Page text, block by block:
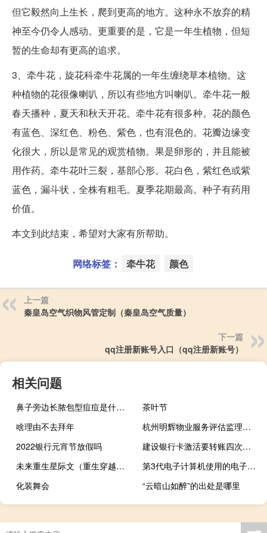
但它毅然向上生长，爬到更高的地方。这种永不放弃的精
神至今仍令人感动。更重要的是，它是一年生植物，但短
暂的生命却有更高的追求。
3、牵牛花，旋花科牵牛花属的一年生缠绕草本植物。这
种植物的花很像喇叭，所以有些地方叫喇叭。牵牛花一般
春天播种，夏天和秋天开花。牵牛花有很多种。花的颜色
有蓝色、深红色、粉色、紫色，也有混色的。花瓣边缘变
化很大，所以是常见的观赏植物。果是卵形的，并且能被
用作药。牵牛花叶三裂，基部心形。花白色，紫红色或紫
蓝色，漏斗状，全株有粗毛。夏季花期最高。种子有药用
价值。
本文到此结束，希望对大家有所帮助。
网络标签： 牵牛花 颜色
上一篇
秦皇岛空气织物风管定制（秦皇岛空气质量）
下一篇
qq注册新账号入口（qq注册新账号）
相关问题
鼻子旁边长脓包型痘痘是什么原因（鼻子旁边长脓包型痘痘怎么回事）
茶叶节
啥理由不去拜年
杭州明辉物业服务评估监理有限公司(关于杭州明辉物业服务评估监理有限公司的简介)
2022银行元宵节放假吗
建设银行卡激活要转账四次为什么（建设银行卡激活）
未来重生星际文（重生穿越到未来或的星际耽美小说）
第3代电子计算机使用的电子器件是什么（第3代电子计算机使用的电子元件是）
化装舞会
“云暗山如醉”的出处是哪里